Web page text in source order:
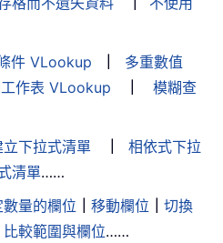
件 VLookup
多重數值
作表 VLookup
模糊查
下拉式清單
相依式下拉
清單……
量的欄位 移動欄位
切換
比較範圍與欄位……